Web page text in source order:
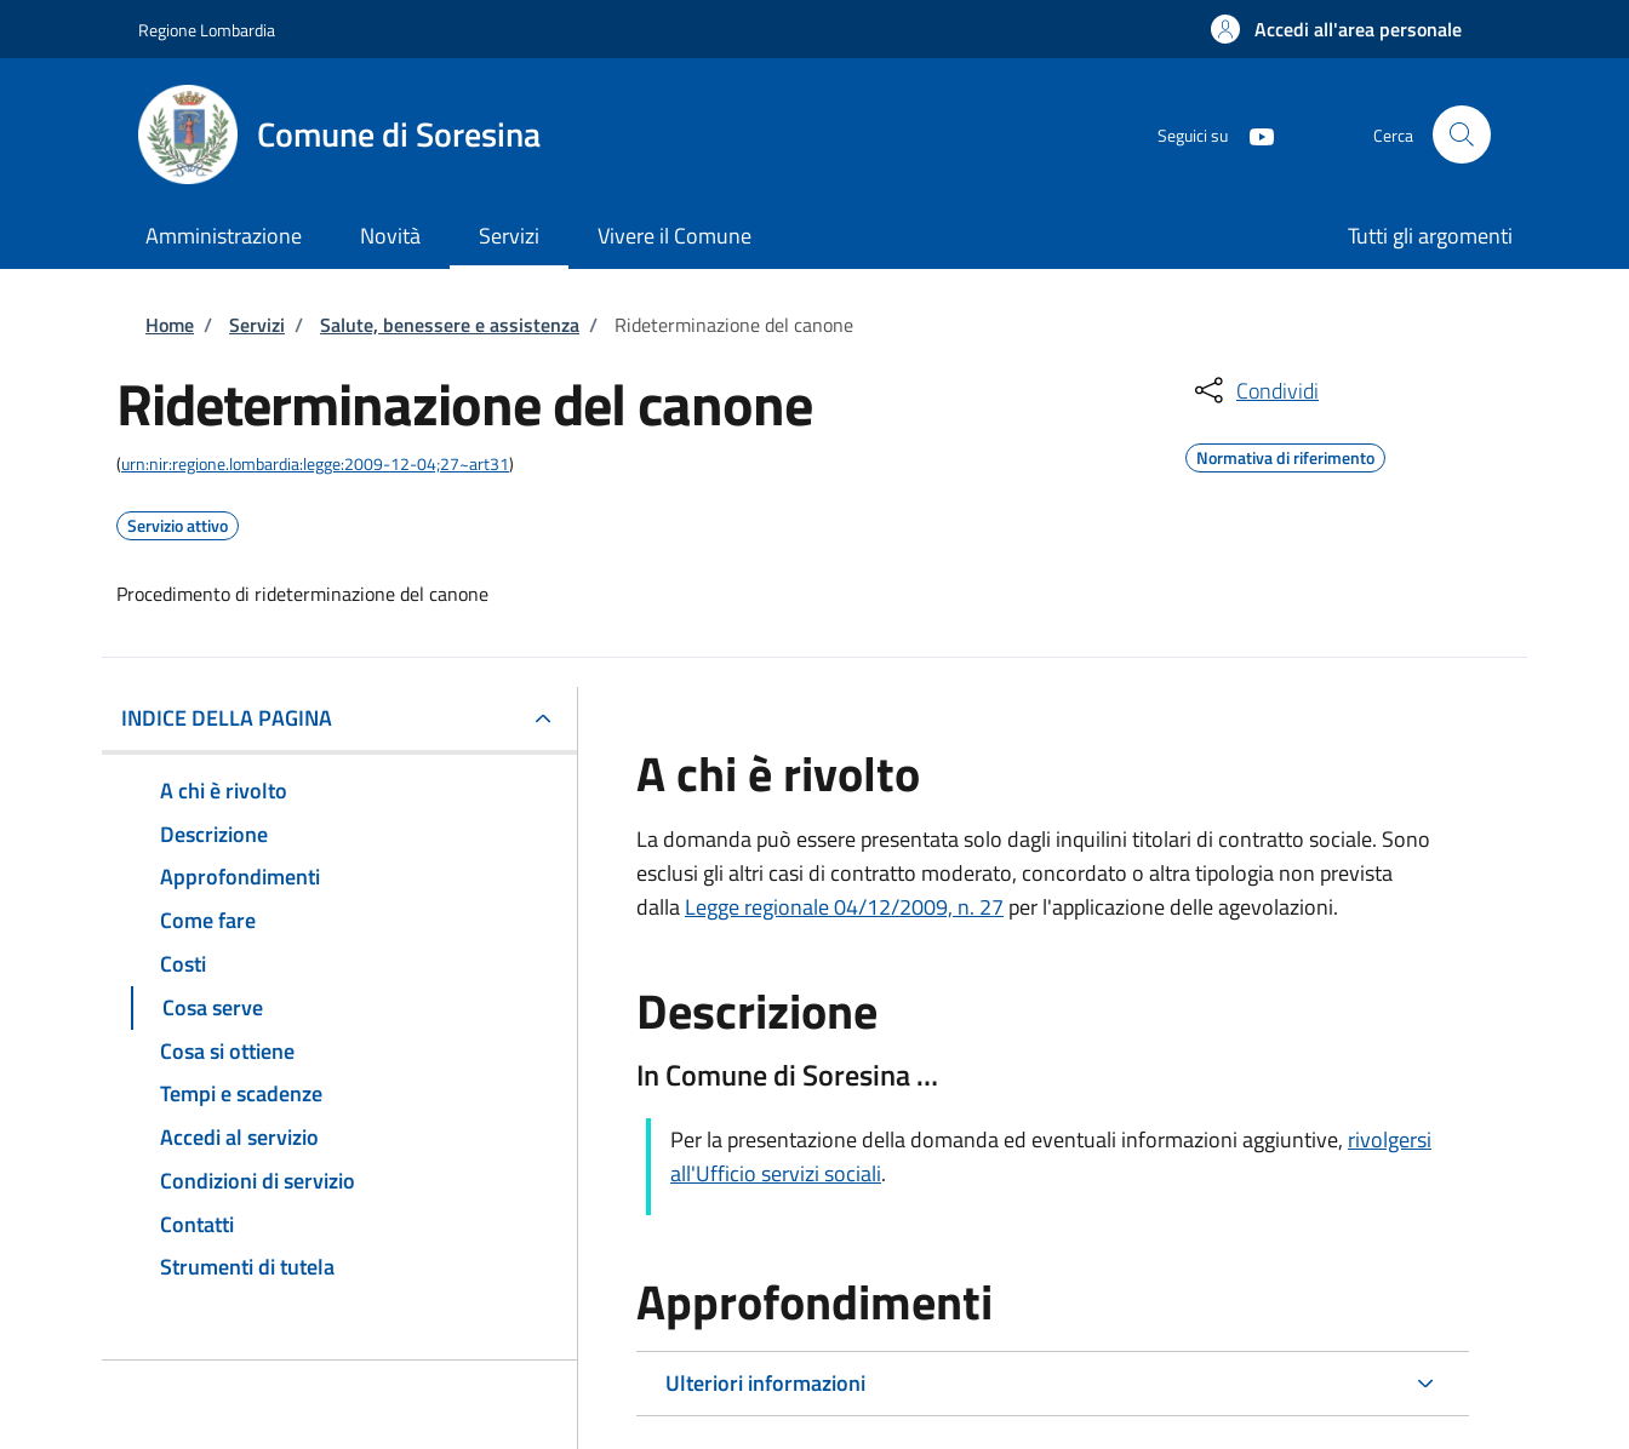
Regione Lombardia Accedi all'area personale
Comune di Soresina Seguici su Cerca
Amministrazione Novità Servizi Vivere il Comune Tutti gli argomenti
Briciole di pane
Home / Servizi / Salute, benessere e assistenza / Rideterminazione del canone
Rideterminazione del canone
(urn:nir:regione.lombardia:legge:2009-12-04;27~art31)
Servizio attivo
Procedimento di rideterminazione del canone
Condividi
Normativa di riferimento
INDICE DELLA PAGINA
A chi è rivolto
Descrizione
Approfondimenti
Come fare
Costi
Cosa serve
Cosa si ottiene
Tempi e scadenze
Accedi al servizio
Condizioni di servizio
Contatti
Strumenti di tutela
A chi è rivolto
La domanda può essere presentata solo dagli inquilini titolari di contratto sociale. Sono
esclusi gli altri casi di contratto moderato, concordato o altra tipologia non prevista
dallaLegge regionale 04/12/2009, n. 27 per l'applicazione delle agevolazioni.
Descrizione
In Comune di Soresina …
Per la presentazione della domanda ed eventuali informazioni aggiuntive, rivolgersi
all'Ufficio servizi sociali.
Approfondimenti
Ulteriori informazioni